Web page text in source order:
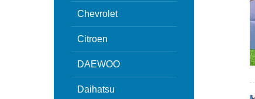
Chevrolet
Citroen
DAEWOO
Daihatsu